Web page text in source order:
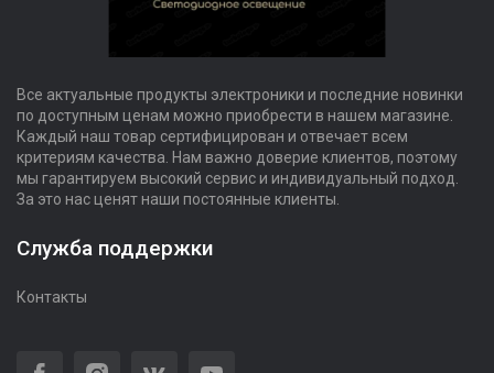
Все актуальные продукты электроники и последние новинки
по доступным ценам можно приобрести в нашем магазине.
Каждый наш товар сертифицирован и отвечает всем
критериям качества. Нам важно доверие клиентов, поэтому
мы гарантируем высокий сервис и индивидуальный подход.
За это нас ценят наши постоянные клиенты.
Служба поддержки
Контакты